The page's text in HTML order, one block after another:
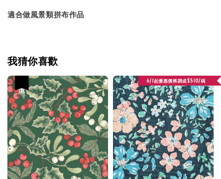
適合做風景類拼布作品
我猜你喜歡
6/1起優惠價將調成$510/碼